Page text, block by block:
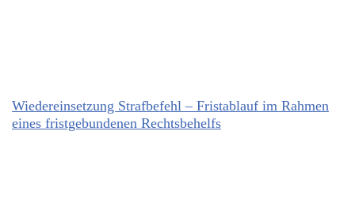
Wiedereinsetzung Strafbefehl – Fristablauf im Rahmen
eines fristgebundenen Rechtsbehelfs